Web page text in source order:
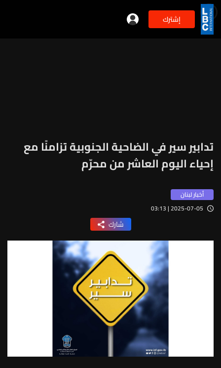
إشترك 2min
تدابير سير في الضاحية الجنوبية تزامنًا مع
إحياء اليوم العاشر من محرّم
أخبار لبنان
2025-07-05 | 03:13
شارك